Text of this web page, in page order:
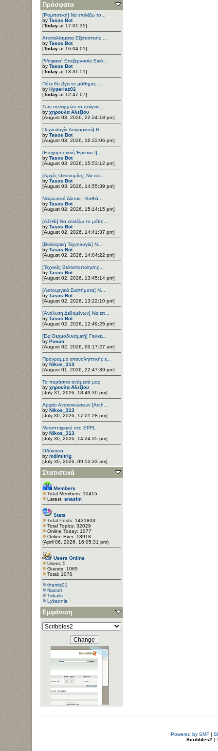
Πρόσφατα
[Ρομποτική] Να επιλέξω το...
by Tasos Bot
[Today at 17:01:35]
Αποτελέσματα Εξεταστικής ...
by Tasos Bot
[Today at 16:04:01]
[Ψηφιακή Επεξεργασία Εικό...
by Tasos Bot
[Today at 13:31:51]
Πότε θα βγει το μάθημα; -...
by Hyperlaz02
[Today at 12:47:07]
Των συνειρμών το παίγνιο....
by χηρουλα Αλεξίου
[August 03, 2026, 22:24:18 pm]
[Τεχνολογία Λογισμικού] Ν...
by Tasos Bot
[August 03, 2026, 16:22:06 pm]
[Επιχειρησιακή Έρευνα Ι] ...
by Tasos Bot
[August 03, 2026, 15:53:12 pm]
[Αρχές Οικονομίας] Να επι...
by Tasos Bot
[August 03, 2026, 14:55:39 pm]
Νευρωνικά Δίκτυα - Βαθιά...
by Tasos Bot
[August 02, 2026, 15:14:15 pm]
[ΑΣΗΕ] Να επιλέξω το μάθη...
by Tasos Bot
[August 02, 2026, 14:41:37 pm]
[Βιοϊατρική Τεχνολογία] Ν...
by Tasos Bot
[August 02, 2026, 14:04:22 pm]
[Τεχνικές Βελτιστοποίησης...
by Tasos Bot
[August 02, 2026, 13:45:14 pm]
[Λειτουργικά Συστήματα] Ν...
by Tasos Bot
[August 02, 2026, 13:22:10 pm]
[Ανάλυση Δεδομένων] Να επ...
by Tasos Bot
[August 02, 2026, 12:49:25 pm]
[Εφ.Θερμοδυναμική] Γενικέ...
by Ponan
[August 02, 2026, 00:17:27 am]
Πρόγραμμα επαναληπτικής ε...
by Nikos_313
[August 01, 2026, 22:47:39 pm]
Τα παράσιτα ανάμεσά μας
by χηρουλα Αλεξίου
[July 31, 2026, 18:49:30 pm]
Αρχείο Ανακοινώσεων [Arch...
by Nikos_313
[July 30, 2026, 17:01:28 pm]
Μεταπτυχιακό στο EPFL
by Nikos_313
[July 30, 2026, 14:24:35 pm]
Οδύσσεια
by mdimitrig
[July 30, 2026, 09:53:33 am]
Στατιστικά
Members
Total Members: 10415
Latest: anasim
Stats
Total Posts: 1431803
Total Topics: 32029
Online Today: 1077
Online Ever: 18918
(April 06, 2026, 16:05:31 pm)
Users Online
Users: 5
Guests: 1065
Total: 1070
themis01
fkacori
Tsikalis
Lykaonia
Εμφάνιση
Powered by SMF|
Scribbles2 |